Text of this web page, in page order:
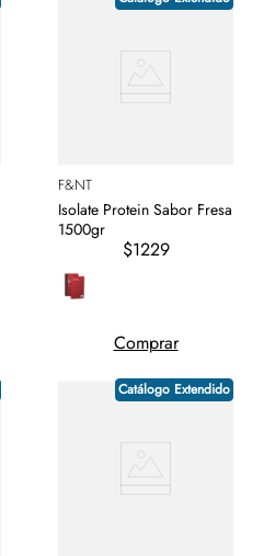
F&NT
Isolate Protein Sabor Fresa
1500gr
$1229
Comprar
Catálogo Extendido